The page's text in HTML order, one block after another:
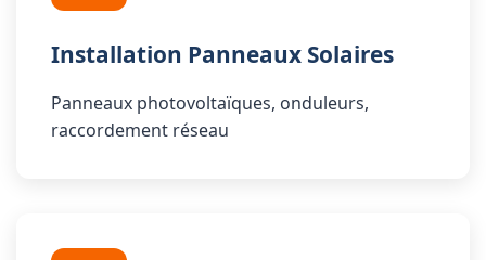
Installation Panneaux Solaires
Panneaux photovoltaïques, onduleurs,
raccordement réseau